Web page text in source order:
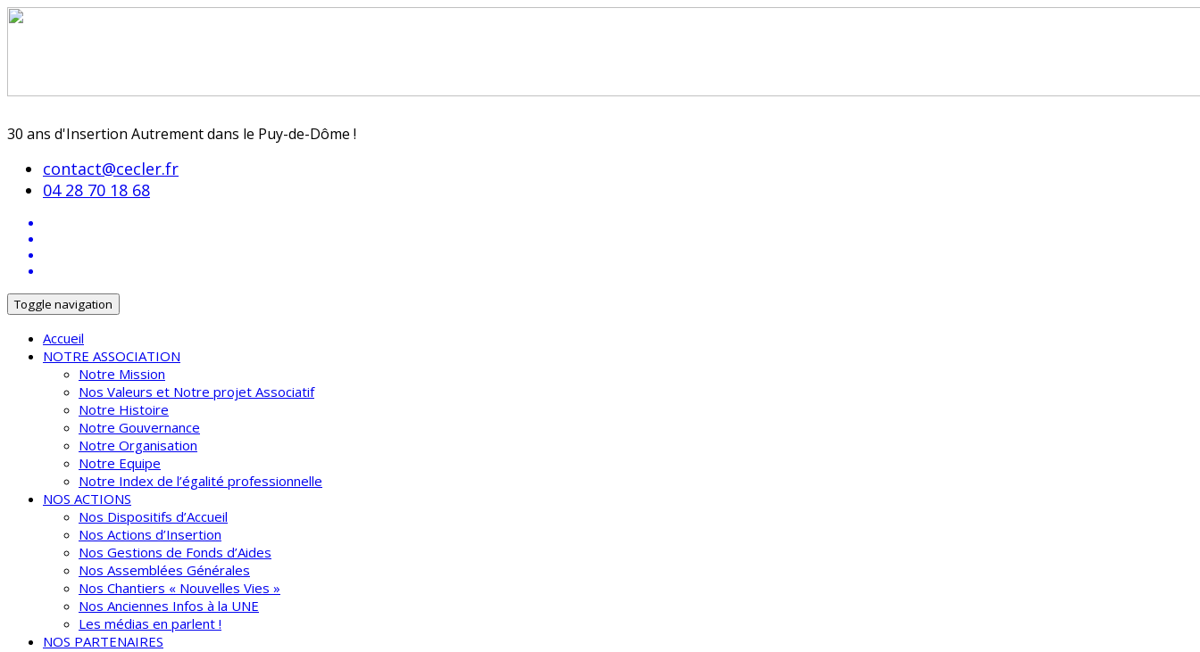
30 ans d'Insertion Autrement dans le Puy-de-Dôme !
contact@cecler.fr
04 28 70 18 68
Toggle navigation
Accueil
NOTRE ASSOCIATION
Notre Mission
Nos Valeurs et Notre projet Associatif
Notre Histoire
Notre Gouvernance
Notre Organisation
Notre Equipe
Notre Index de l’égalité professionnelle
NOS ACTIONS
Nos Dispositifs d’Accueil
Nos Actions d’Insertion
Nos Gestions de Fonds d’Aides
Nos Assemblées Générales
Nos Chantiers « Nouvelles Vies »
Nos Anciennes Infos à la UNE
Les médias en parlent !
NOS PARTENAIRES